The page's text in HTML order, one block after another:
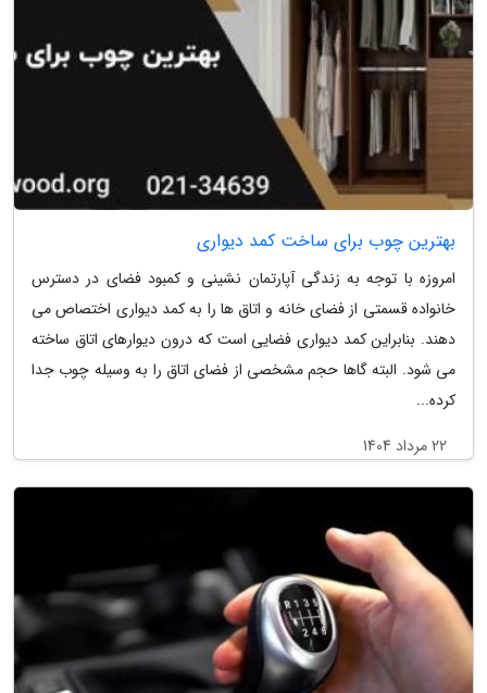
بهترین چوب برای ساخت کمد دیواری
امروزه با توجه به زندگی آپارتمان نشینی و کمبود فضای در دسترس
خانواده قسمتی از فضای خانه و اتاق ها را به کمد دیواری اختصاص می
دهند. بنابراین کمد دیواری فضایی است که درون دیوارهای اتاق ساخته
می شود. البته گاها حجم مشخصی از فضای اتاق را به وسیله چوب جدا
کرده...
22 مرداد 1404